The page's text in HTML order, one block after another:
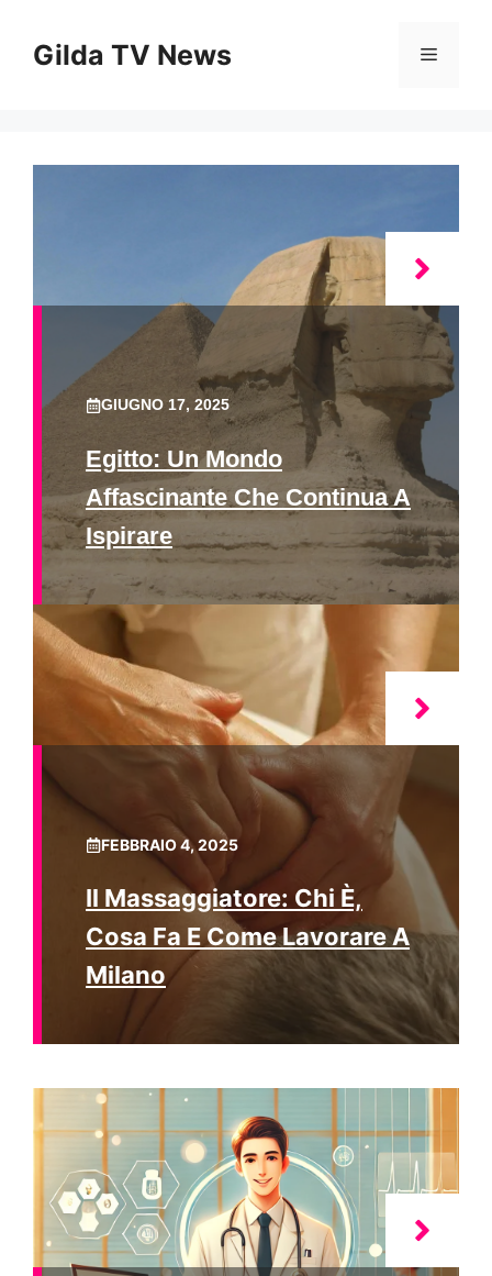
contenuto
Gilda TV News Menu
GIUGNO 17, 2025
Egitto: Un Mondo
Affascinante Che Continua A
Ispirare
FEBBRAIO 4, 2025
Il Massaggiatore: Chi È,
Cosa Fa E Come Lavorare A
Milano